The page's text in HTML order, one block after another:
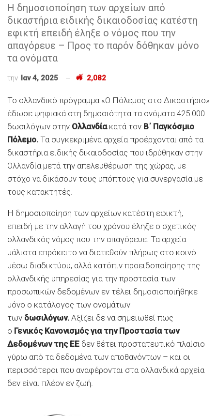
Η δημοσιοποίηση των αρχείων από
δικαστήρια ειδικής δικαιοδοσίας κατέστη
εφικτή επειδή έληξε ο νόμος που την
απαγόρευε – Προς το παρόν δόθηκαν μόνο
τα ονόματα
την Ιαν 4, 2025 2,082
Το ολλανδικό πρόγραμμα «Ο Πόλεμος στο Δικαστήριο»
έδωσε ψηφιακά στη δημοσιότητα τα ονόματα 425.000
δωσιλόγων στην Ολλανδίακατά τον Β΄ Παγκόσμιο
Πόλεμο. Τα συγκεκριμένα αρχεία προέρχονται από τα
δικαστήρια ειδικής δικαιοδοσίας που ιδρύθηκαν στην
Ολλανδία μετά την απελευθέρωση της χώρας, με
στόχο να δικάσουν τους υπόπτους για συνεργασία με
τους κατακτητές.
Η δημοσιοποίηση των αρχείων κατέστη εφικτή,
επειδή με την αλλαγή του χρόνου έληξε ο σχετικός
ολλανδικός νόμος που την απαγόρευε. Τα αρχεία
μάλιστα επρόκειτο να διατεθούν πλήρως στο κοινό
μέσω διαδικτύου, αλλά κατόπιν προειδοποίησης της
ολλανδικής υπηρεσίας για την προστασία των
προσωπικών δεδομένων εν τέλει δημοσιοποιήθηκε
μόνο ο κατάλογος των ονομάτων
των δωσιλόγων. Αξίζει δε να σημειωθεί πως
ο Γενικός Κανονισμός για την Προστασία των
Δεδομένων της ΕΕ δεν θέτει προστατευτικό πλαίσιο
γύρω από τα δεδομένα των αποθανόντων – και οι
περισσότεροι που αναφέρονται στα ολλανδικά αρχεία
δεν είναι πλέον εν ζωή.